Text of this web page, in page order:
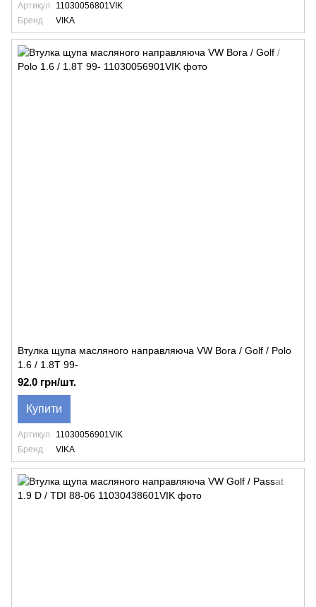
Артикул
11030056801VIK
Бренд
VIKA
Втулка щупа масляного направляюча VW Bora / Golf / Polo
1.6 / 1.8T 99-
92.0 грн/шт.
Купити
Артикул
11030056901VIK
Бренд
VIKA